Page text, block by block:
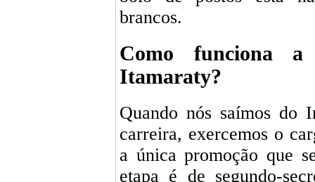
brancos.
Como funciona
Itamaraty?
Quando nós saímos do
carreira, exercemos o
a única promoção que
etapa é de segundo-